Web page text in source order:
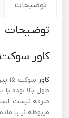
توضیحات
توضیحات
کاور سوکت 15 پین DB15
کاور سوکت 15 پین
طول بالا بوده
صرفه نیست،
مربوطه نر یا